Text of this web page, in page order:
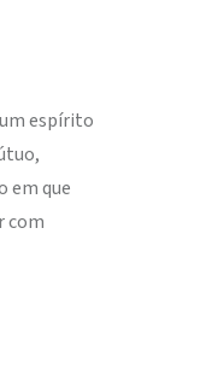
espírito
em que
com